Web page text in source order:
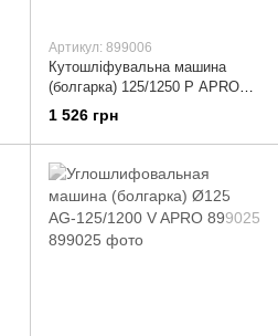
Артикул: 899006
Кутошліфувальна машина
(болгарка) 125/1250 Р APRO
899006
1 526 грн